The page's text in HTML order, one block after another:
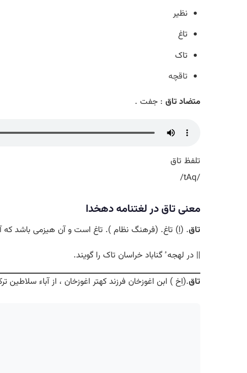
نظیر
تاغ
تاک
تاقچه
متضاد تاق : جفت .
تلفظ تاق
/tAq/
معنی تاق در لغتنامه دهخدا
تاق. (اِ) تاغ. (فرهنگ نظام ). تاغ است و آن هیزمی باشد
|| در لهجه ٔ گناباد خراسان تاک را گویند.
تاق.(اِخ ) ابن اغوزخان فرزند کهتر اغوزخان ، از آباء سلاطین